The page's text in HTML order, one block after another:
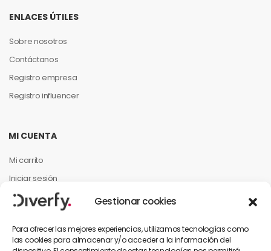
Gestionar cookies
Para ofrecer las mejores experiencias, utilizamos tecnologías como
las cookies para almacenar y/o acceder a la información del
ENLACES ÚTILES
Sobre nosotros
Contáctanos
Registro empresa
Registro influencer
MI CUENTA
Mi carrito
Iniciar sesión
Mi cuenta